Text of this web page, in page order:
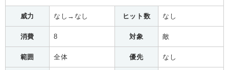
威力 なし→なし ヒット数 なし
消費 8 対象 敵
範囲 全体 優先 なし